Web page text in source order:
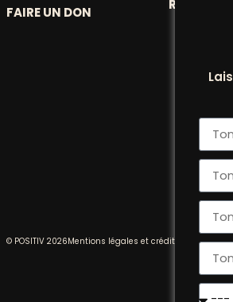
FAIRE UN DON
© POSITIV 2026Mentions légales et crédits Ethicweb